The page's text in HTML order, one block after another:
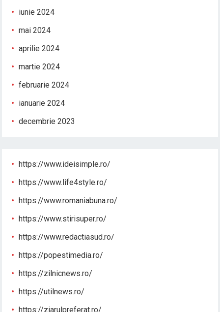
iunie 2024
mai 2024
aprilie 2024
martie 2024
februarie 2024
ianuarie 2024
decembrie 2023
https://www.ideisimple.ro/
https://www.life4style.ro/
https://www.romaniabuna.ro/
https://www.stirisuper.ro/
https://www.redactiasud.ro/
https://popestimedia.ro/
https://zilnicnews.ro/
https://utilnews.ro/
https://ziarulpreferat.ro/